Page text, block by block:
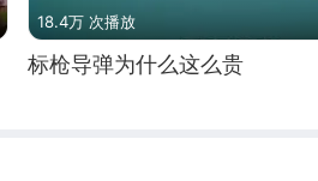
18.4万 次播放
标枪导弹为什么这么贵